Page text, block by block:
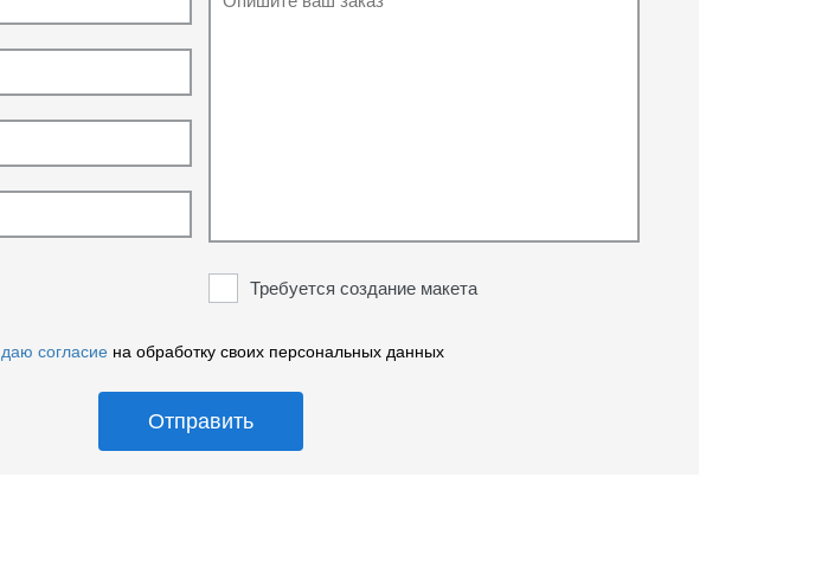
Требуется создание макета
даю согласиена обработку своих персональных данных
Отправить